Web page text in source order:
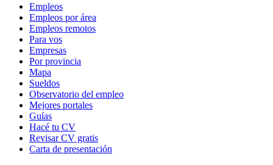
Empleos
Empleos por área
Empleos remotos
Para vos
Empresas
Por provincia
Mapa
Sueldos
Observatorio del empleo
Mejores portales
Guías
Hacé tu CV
Revisar CV gratis
Carta de presentación